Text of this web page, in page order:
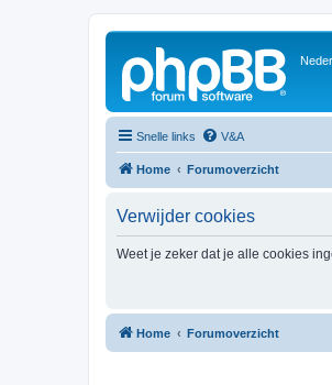
Snelle links V&A
Home Forumoverzicht
Verwijder cookies
Weet je zeker dat je alle cookies
Home Forumoverzicht